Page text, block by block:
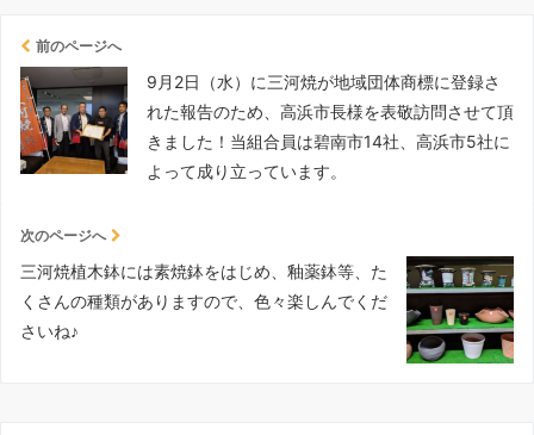
前のページへ
9月2日（水）に三河焼が地域団体商標に登録さ
れた報告のため、高浜市長様を表敬訪問させて頂
きました！当組合員は碧南市14社、高浜市5社に
よって成り立っています。
次のページへ
三河焼植木鉢には素焼鉢をはじめ、釉薬鉢等、た
くさんの種類がありますので、色々楽しんでくだ
さいね♪